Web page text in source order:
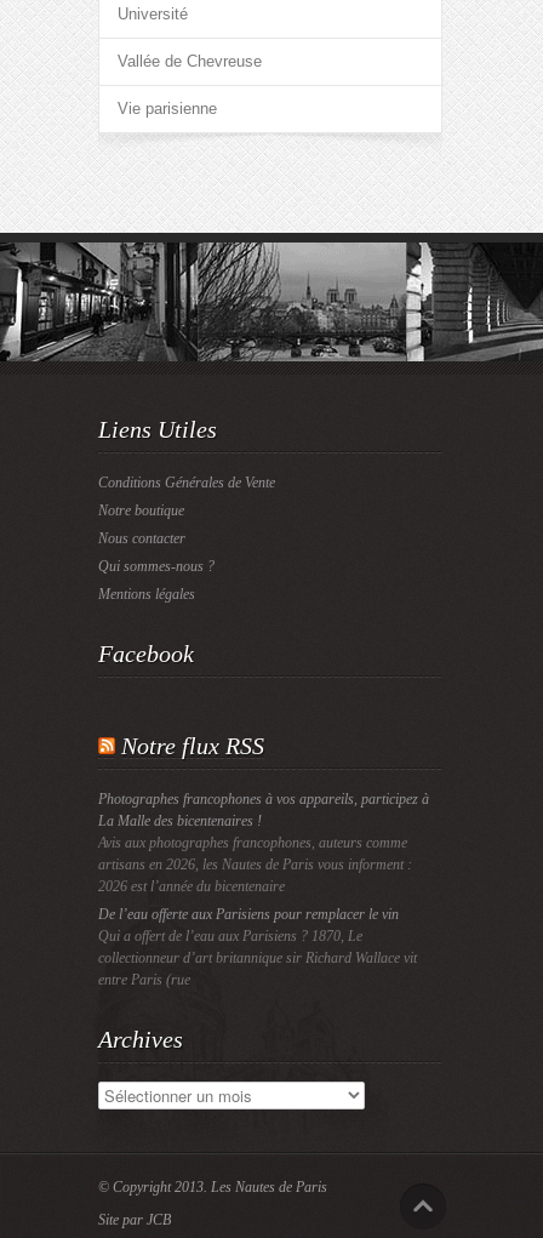
Université
Vallée de Chevreuse
Vie parisienne
Liens Utiles
Conditions Générales de Vente
Notre boutique
Nous contacter
Qui sommes-nous ?
Mentions légales
Facebook
Notre flux RSS
Photographes francophones à vos appareils, participez à
La Malle des bicentenaires !
Avis aux photographes francophones, auteurs comme
artisans en 2026, les Nautes de Paris vous informent :
2026 est l’année du bicentenaire
De l’eau offerte aux Parisiens pour remplacer le vin
Qui a offert de l’eau aux Parisiens ? 1870, Le
collectionneur d’art britannique sir Richard Wallace vit
entre Paris (rue
Archives
Archives
© Copyright 2013. Les Nautes de Paris
Site par JCB